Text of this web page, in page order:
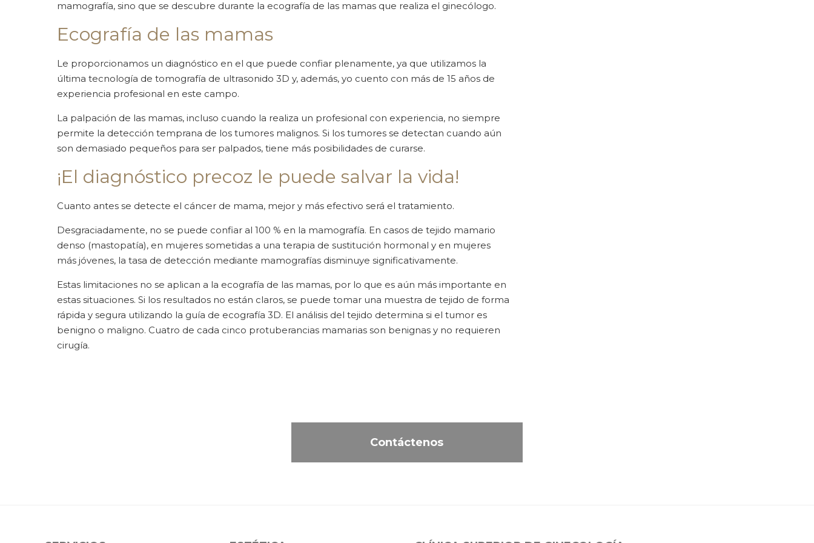
mamografía, sino que se descubre durante la ecografía de las mamas que realiza el ginecólogo.
Ecografía de las mamas
Le proporcionamos un diagnóstico en el que puede confiar plenamente, ya que utilizamos la
última tecnología de tomografía de ultrasonido 3D y, además, yo cuento con más de 15 años de
experiencia profesional en este campo.
La palpación de las mamas, incluso cuando la realiza un profesional con experiencia, no siempre
permite la detección temprana de los tumores malignos. Si los tumores se detectan cuando aún
son demasiado pequeños para ser palpados, tiene más posibilidades de curarse.
¡El diagnóstico precoz le puede salvar la vida!
Cuanto antes se detecte el cáncer de mama, mejor y más efectivo será el tratamiento.
Desgraciadamente, no se puede confiar al 100 % en la mamografía. En casos de tejido mamario
denso (mastopatía), en mujeres sometidas a una terapia de sustitución hormonal y en mujeres
más jóvenes, la tasa de detección mediante mamografías disminuye significativamente.
Estas limitaciones no se aplican a la ecografía de las mamas, por lo que es aún más importante en
estas situaciones. Si los resultados no están claros, se puede tomar una muestra de tejido de forma
rápida y segura utilizando la guía de ecografía 3D. El análisis del tejido determina si el tumor es
benigno o maligno. Cuatro de cada cinco protuberancias mamarias son benignas y no requieren
cirugía.
Contáctenos